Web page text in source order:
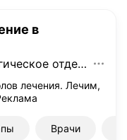
в
в медцентре «Хадасса».
лечения. Лечим,
Врачи